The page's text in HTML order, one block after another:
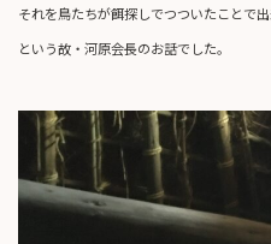
それを鳥たちが餌探しでつついたことで
という故・河原会長のお話でした。